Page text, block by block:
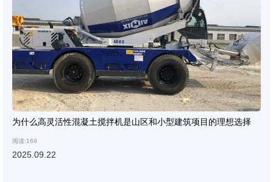
为什么高灵活性混凝土搅拌机是山区和小型建筑项目的理想选择
阅读:169
2025.09.22